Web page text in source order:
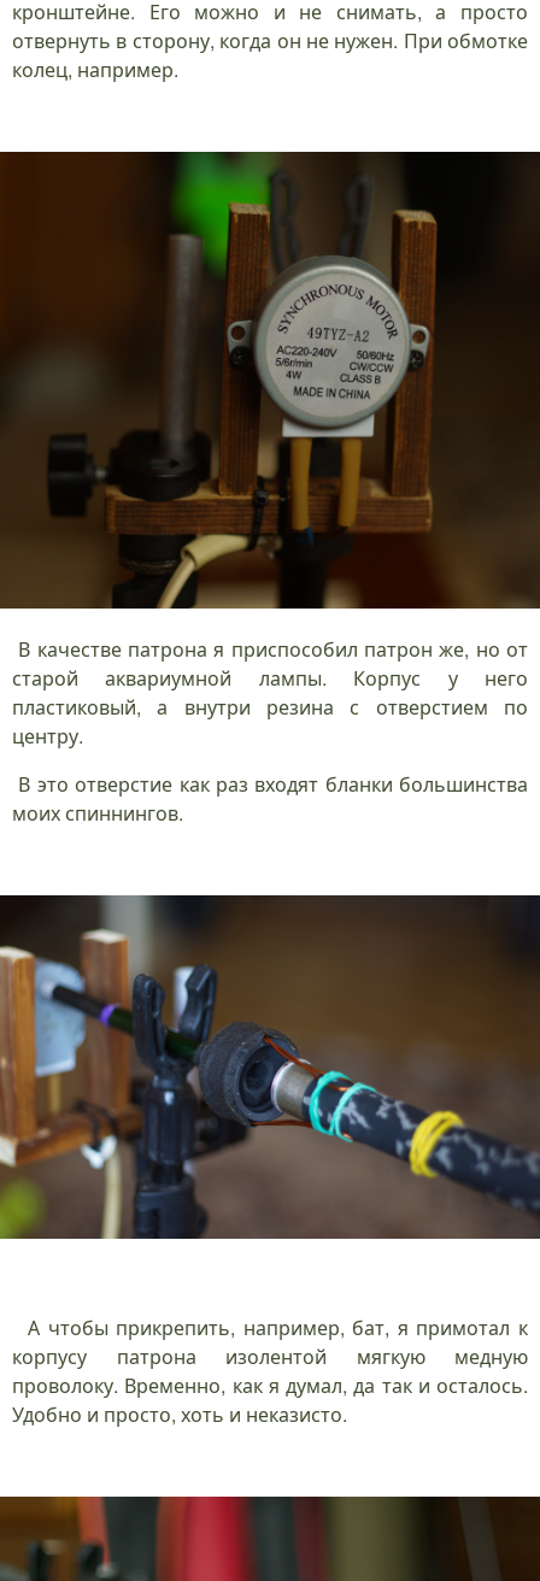
кронштейне. Его можно и не снимать, а просто
отвернуть в сторону, когда он не нужен. При обмотке
колец, например.
В качестве патрона я приспособил патрон же, но от
старой аквариумной лампы. Корпус у него
пластиковый, а внутри резина с отверстием по
центру.
В это отверстие как раз входят бланки большинства
моих спиннингов.
А чтобы прикрепить, например, бат, я примотал к
корпусу патрона изолентой мягкую медную
проволоку. Временно, как я думал, да так и осталось.
Удобно и просто, хоть и неказисто.